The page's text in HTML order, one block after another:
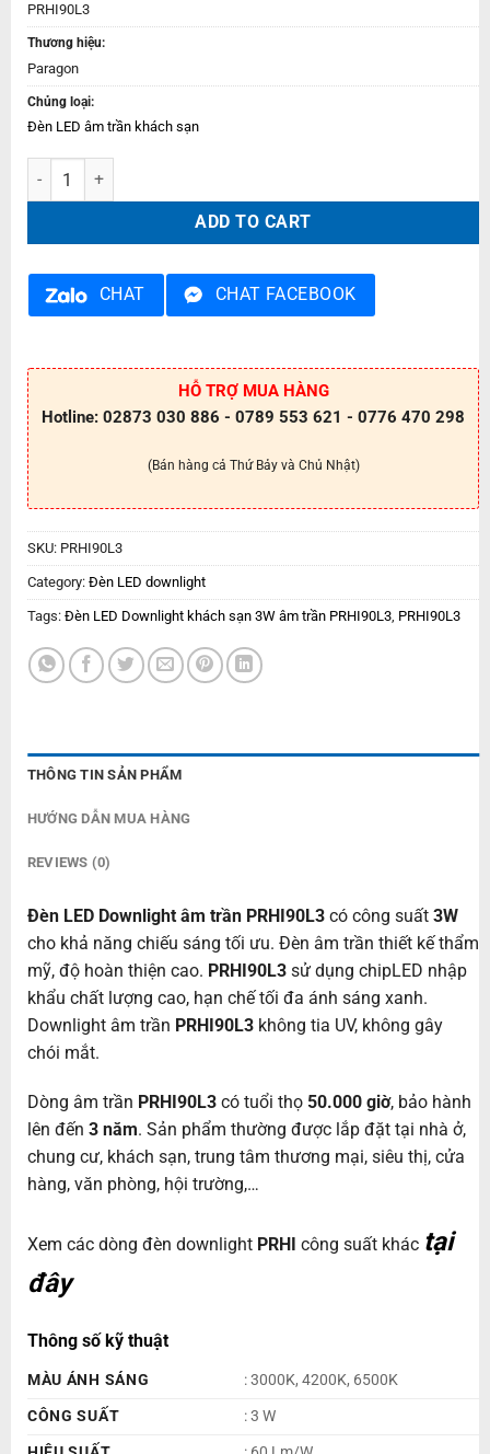
PRHI90L3
Thương hiệu:
Paragon
Chủng loại:
Đèn LED âm trần khách sạn
Đèn LED Downlight khách sạn 3W âm trần PRHI90L3 quantity
ADD TO CART
CHAT CHAT FACEBOOK
HỖ TRỢ MUA HÀNG
Hotline: 02873 030 886 - 0789 553 621 - 0776 470 298
(Bán hàng cả Thứ Bảy và Chủ Nhật)
SKU: PRHI90L3
Category: Đèn LED downlight
Tags: Đèn LED Downlight khách sạn 3W âm trần PRHI90L3, PRHI90L3
THÔNG TIN SẢN PHẨM
HƯỚNG DẪN MUA HÀNG
REVIEWS (0)
Đèn LED Downlight âm trần PRHI90L3có công suất 3W
cho khả năng chiếu sáng tối ưu. Đèn âm trần thiết kế thẩm
mỹ, độ hoàn thiện cao. PRHI90L3sử dụng chipLED nhập
khẩu chất lượng cao, hạn chế tối đa ánh sáng xanh.
Downlight âm trần PRHI90L3không tia UV, không gây
chói mắt.
Dòng âm trần PRHI90L3có tuổi thọ 50.000 giờ, bảo hành
lên đến 3 năm. Sản phẩm thường được lắp đặt tại nhà ở,
chung cư, khách sạn, trung tâm thương mại, siêu thị, cửa
hàng, văn phòng, hội trường,…
Xem các dòng đèn downlight PRHI công suất khác tại
đây
Thông số kỹ thuật
MÀU ÁNH SÁNG
: 3000K, 4200K, 6500K
CÔNG SUẤT
: 3 W